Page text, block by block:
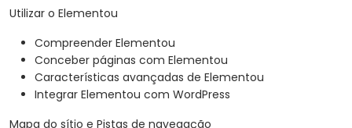
Utilizar o Elementou
Compreender Elementou
Conceber páginas com Elementou
Características avançadas de Elementou
Integrar Elementou com WordPress
Mapa do sítio e Pistas de navegação